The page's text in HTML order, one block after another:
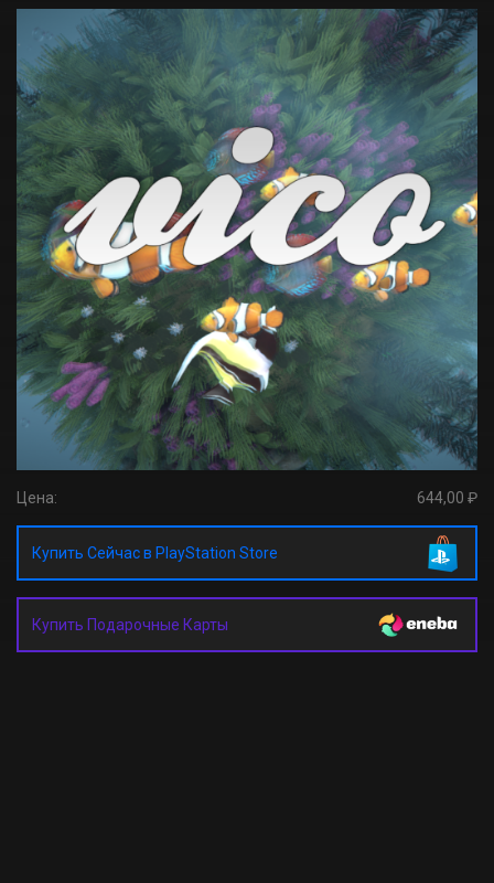
Цена: 644,00 ₽
Купить Сейчас в PlayStation Store
Купить Подарочные Карты